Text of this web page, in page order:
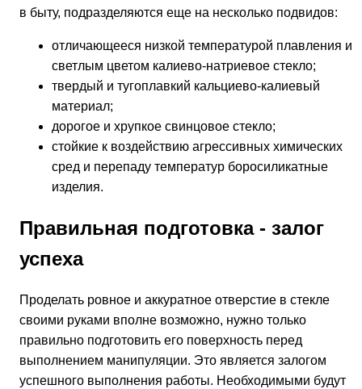
в быту, подразделяются еще на несколько подвидов:
отличающееся низкой температурой плавления и
светлым цветом калиево-натриевое стекло;
твердый и тугоплавкий кальциево-калиевый
материал;
дорогое и хрупкое свинцовое стекло;
стойкие к воздействию агрессивных химических
сред и перепаду температур боросиликатные
изделия.
Правильная подготовка - залог
успеха
Проделать ровное и аккуратное отверстие в стекле
своими руками вполне возможно, нужно только
правильно подготовить его поверхность перед
выполнением манипуляции. Это является залогом
успешного выполнения работы. Необходимыми будут